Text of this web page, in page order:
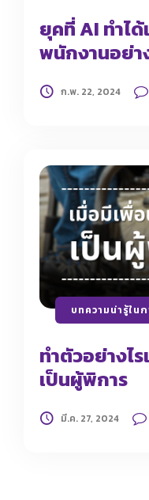
ยุคที่ AI ทำไ
พนักงานอย่า
ก.พ. 22, 2024
บทความน่ารู้ใน
ทำตัวอย่างไ
เป็นผู้พิการ
มี.ค. 27, 2024